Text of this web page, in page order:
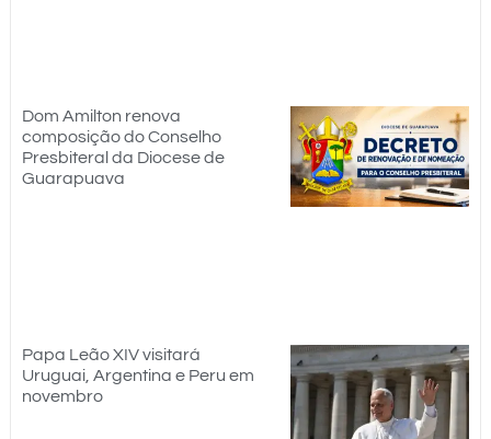
Dom Amilton renova
composição do Conselho
Presbiteral da Diocese de
Guarapuava
Papa Leão XIV visitará
Uruguai, Argentina e Peru em
novembro